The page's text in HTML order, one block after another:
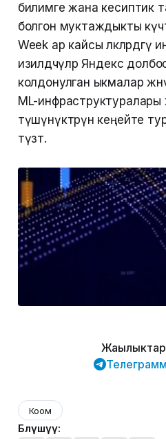
билимге жана кесиптик
болгон муктаждыкты
Week ар кайсы
изилдөөчүлөр Яндекс
колдонулган ыкмалар
ML-инфраструктуралары
түшүнүктөрүн кеңейте
түзөт.
Коом
Бөлүшүү: